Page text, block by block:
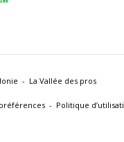
La Vallée des pros
Politique